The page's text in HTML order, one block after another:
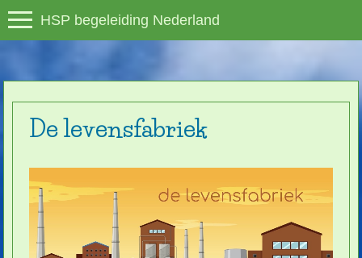
HSP begeleiding Nederland
De levensfabriek